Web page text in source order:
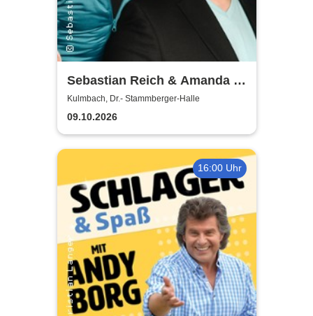
Sebastian Reich & Amanda -
Purer Zufall
Kulmbach, Dr.- Stammberger-Halle
09.10.2026
16:00 Uhr